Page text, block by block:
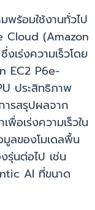
พร้อมใช้งานทั่วไป
Cloud (Amazon
เร่งความเร็วโดย
EC2 P6e-
ประสิทธิภาพ
รสรุปผลจาก
อเร่งความเร็วใน
ลของโมเดลพื้น
รุ่นต่อไป เช่น
AI ที่ขนาด